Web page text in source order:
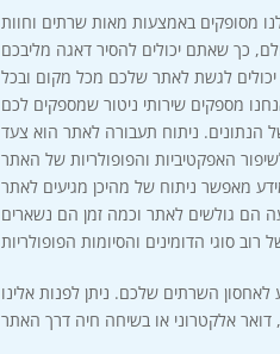
מסופקים באמצעות מאות שרתים וחוות
כך שאתם יכולים להסיר דאגה מליבכם
יכולים לגשת לאתר שלכם מכל מקום ובכל
מספקים שירותי ניטור שמספקים לכם
הנתונים. ניתוח תעבורה לאתר הוא צעד
האפקטיביות והפופולריות של האתר
מאפשר ניתוח של מהיכן מגיעים לאתר
הם גולשים לאתר וכמה זמן הם נשארים
השרתים שלכם. ניתן לפנות אלינו